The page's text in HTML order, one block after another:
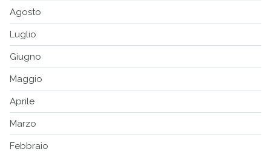
Agosto
Luglio
Giugno
Maggio
Aprile
Marzo
Febbraio